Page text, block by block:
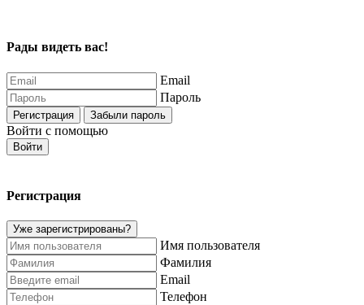
Рады видеть вас!
Email
Пароль
Регистрация Забыли пароль
Войти с помощью
Войти
Регистрация
Уже зарегистрированы?
Имя пользователя
Фамилия
Email
Телефон